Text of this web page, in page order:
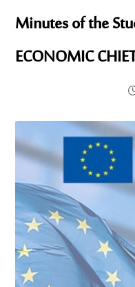
Minutes of the
ECONOMIC